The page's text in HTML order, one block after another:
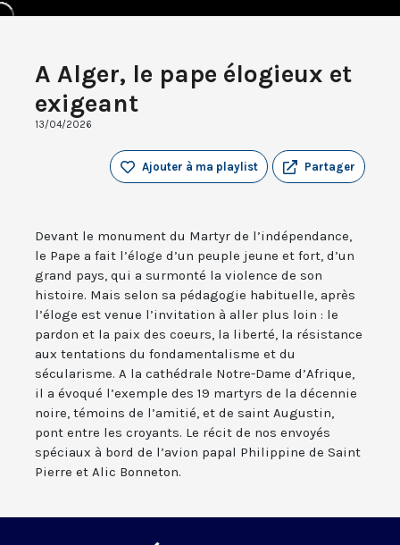
A Alger, le pape élogieux et
exigeant
13/04/2026
Partager
Ajouter à ma playlist
Devant le monument du Martyr de l’indépendance,
le Pape a fait l’éloge d’un peuple jeune et fort, d’un
grand pays, qui a surmonté la violence de son
histoire. Mais selon sa pédagogie habituelle, après
l’éloge est venue l’invitation à aller plus loin : le
pardon et la paix des coeurs, la liberté, la résistance
aux tentations du fondamentalisme et du
sécularisme. A la cathédrale Notre-Dame d’Afrique,
il a évoqué l’exemple des 19 martyrs de la décennie
noire, témoins de l’amitié, et de saint Augustin,
pont entre les croyants. Le récit de nos envoyés
spéciaux à bord de l’avion papal Philippine de Saint
Pierre et Alic Bonneton.